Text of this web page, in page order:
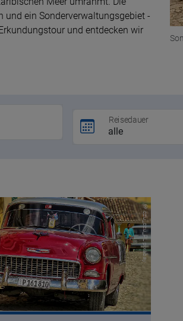
und ein Sonderverwaltungsgebiet -
und entdecken wir
Reisedauer
© czu_czu_PL pixabay